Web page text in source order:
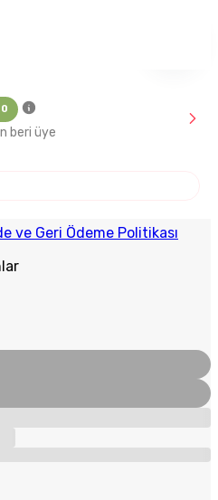
beri üye
ve Geri Ödeme Politikası